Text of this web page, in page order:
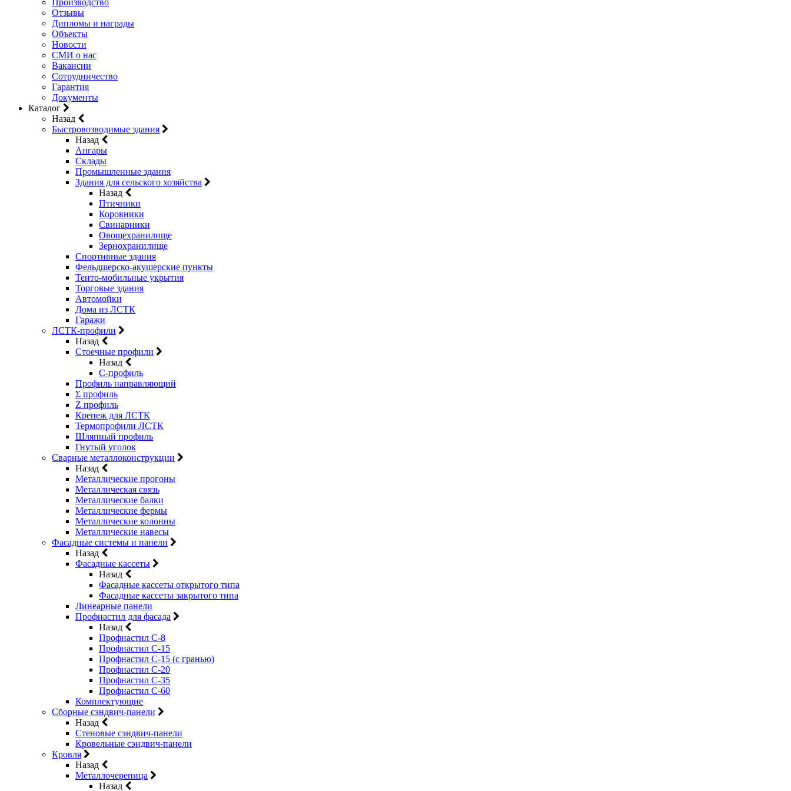
Производство
Отзывы
Дипломы и награды
Объекты
Новости
СМИ о нас
Вакансии
Сотрудничество
Гарантия
Документы
Каталог
Назад
Быстровозводимые здания
Назад
Ангары
Склады
Промышленные здания
Здания для сельского хозяйства
Назад
Птичники
Коровники
Свинарники
Овощехранилище
Зернохранилище
Спортивные здания
Фельдшерско-акушерские пункты
Тенто-мобильные укрытия
Торговые здания
Автомойки
Дома из ЛСТК
Гаражи
ЛСТК-профили
Назад
Стоечные профили
Назад
C-профиль
Профиль направляющий
Σ профиль
Z профиль
Крепеж для ЛСТК
Термопрофили ЛСТК
Шляпный профиль
Гнутый уголок
Сварные металлоконструкции
Назад
Металлические прогоны
Металлическая связь
Металлические балки
Металлические фермы
Металлические колонны
Металлические навесы
Фасадные системы и панели
Назад
Фасадные кассеты
Назад
Фасадные кассеты открытого типа
Фасадные кассеты закрытого типа
Линеарные панели
Профнастил для фасада
Назад
Профнастил С-8
Профнастил С-15
Профнастил С-15 (с гранью)
Профнастил С-20
Профнастил С-35
Профнастил С-60
Комплектующие
Сборные сэндвич-панели
Назад
Стеновые сэндвич-панели
Кровельные сэндвич-панели
Кровля
Назад
Металлочерепица
Назад